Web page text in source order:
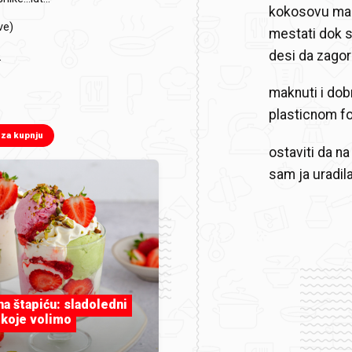
kupnju
štapiću: sladoledni
volimo
kokosovu
mestati dok
desi da
maknuti i
plasticnom
ostaviti da
sam ja